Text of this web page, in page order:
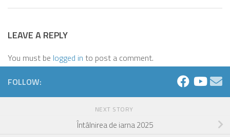
LEAVE A REPLY
You must be logged in to post a comment.
FOLLOW:
NEXT STORY
Întâlnirea de iarna 2025